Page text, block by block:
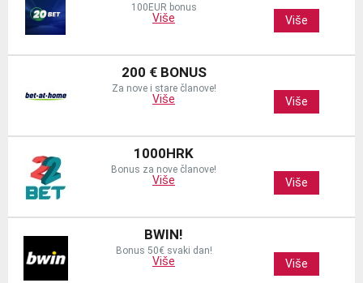
100EUR bonus
Više Više
200 € BONUS
Za nove i stare članove!
Više Više
1000HRK
Bonus za nove članove!
Više Više
BWIN!
Bonus 50€ svaki dan!
Više Više